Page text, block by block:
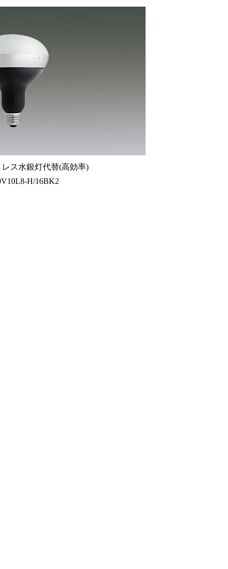
ス水銀灯代替(高効率)
H/16BK2